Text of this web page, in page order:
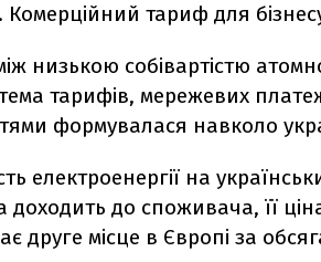
Комерційний тариф для
низькою собівартістю
тарифів, мережевих
формувалася навколо
електроенергії на
доходить до споживача, її
друге місце в Європі за